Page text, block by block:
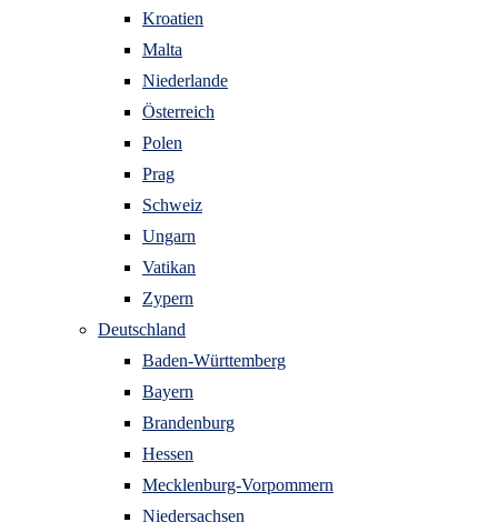
Kroatien
Malta
Niederlande
Österreich
Polen
Prag
Schweiz
Ungarn
Vatikan
Zypern
Deutschland
Baden-Württemberg
Bayern
Brandenburg
Hessen
Mecklenburg-Vorpommern
Niedersachsen